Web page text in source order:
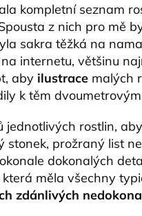
kompletní seznam
z nich pro mě
sakra těžká na
internetu, většinu
aby ilustrace malých
k těm
jednotlivých rostlin,
stonek, prožraný list
dokonalých
měla všechny
zdánlivých